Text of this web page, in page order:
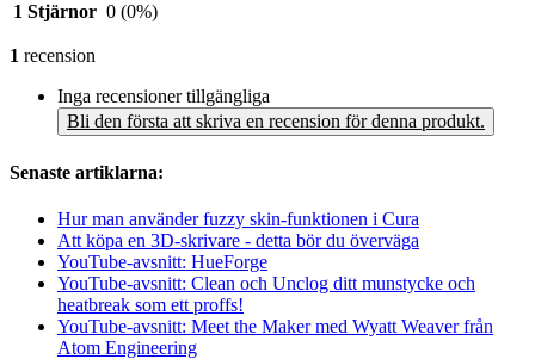
1 Stjärnor 0 (0%)
1 recension
Inga recensioner tillgängliga
Bli den första att skriva en recension för denna produkt.
Senaste artiklarna:
Hur man använder fuzzy skin-funktionen i Cura
Att köpa en 3D-skrivare - detta bör du överväga
YouTube-avsnitt: HueForge
YouTube-avsnitt: Clean och Unclog ditt munstycke och
heatbreak som ett proffs!
YouTube-avsnitt: Meet the Maker med Wyatt Weaver från
Atom Engineering